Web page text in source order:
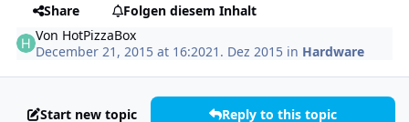
Share
Folgen diesem Inhalt
Von HotPizzaBox
December 21, 2015 at 16:2021. Dez 2015 in Hardware
Start new topic Reply to this topic